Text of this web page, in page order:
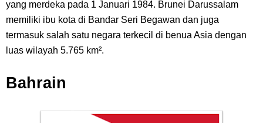
yang merdeka pada 1 Januari 1984. Brunei Darussalam
memiliki ibu kota di Bandar Seri Begawan dan juga
termasuk salah satu negara terkecil di benua Asia dengan
luas wilayah 5.765 km².
Bahrain